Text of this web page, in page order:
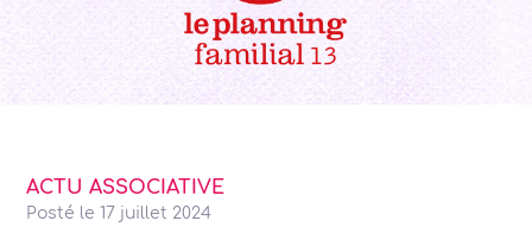
ACTU ASSOCIATIVE
Posté le17 juillet 2024